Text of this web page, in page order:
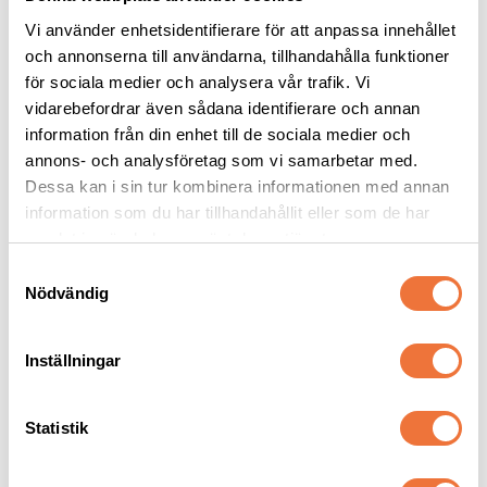
Vi använder enhetsidentifierare för att anpassa innehållet
och annonserna till användarna, tillhandahålla funktioner
för sociala medier och analysera vår trafik. Vi
vidarebefordrar även sådana identifierare och annan
information från din enhet till de sociala medier och
annons- och analysföretag som vi samarbetar med.
Dessa kan i sin tur kombinera informationen med annan
information som du har tillhandahållit eller som de har
samlat in när du har använt deras tjänster.
Nödvändig
Inställningar
Statistik
Show Tech Comfort
Bellyband för små
hundar
Bekväm, vadderad sele för galge
229kr
Show Tech Flower
Power koppel för
trimgalge - 55 cm
Längd 55 cm, bredd 1,5 cm
89kr